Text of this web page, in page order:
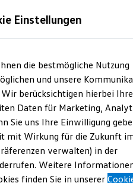
Einstellungen
die bestmögliche Nutzung
und unsere
berücksichtigen hierbei Ihre
Daten für Marketing,
Sie uns Ihre Einwilligung
mit Wirkung für die Zukunft
verwalten) in der
Weitere
finden Sie in unserer